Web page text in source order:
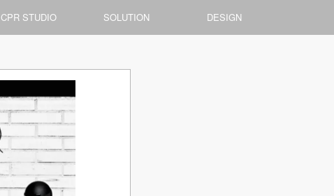
CPR STUDIO SOLUTION DESIGN